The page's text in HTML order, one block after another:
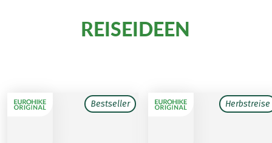
REISEIDEEN
Bestseller Herbstreise